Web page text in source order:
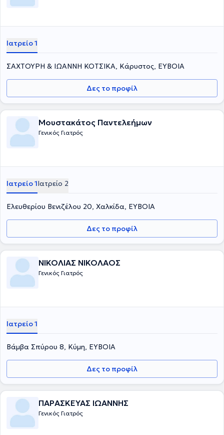
Ιατρείο 1
ΣΑΧΤΟΥΡΗ & ΙΩΑΝΝΗ ΚΟΤΣΙΚΑ, Κάρυστος, ΕΥΒΟΙΑ
Δες το προφίλ
Μουστακάτος Παντελεήμων
Γενικός Γιατρός
Ιατρείο 1Ιατρείο 2
Ελευθερίου Βενιζέλου 20, Χαλκίδα, ΕΥΒΟΙΑ
Δες το προφίλ
ΝΙΚΟΛΙΑΣ ΝΙΚΟΛΑΟΣ
Γενικός Γιατρός
Ιατρείο 1
Βάμβα Σπύρου 8, Κύμη, ΕΥΒΟΙΑ
Δες το προφίλ
ΠΑΡΑΣΚΕΥΑΣ ΙΩΑΝΝΗΣ
Γενικός Γιατρός